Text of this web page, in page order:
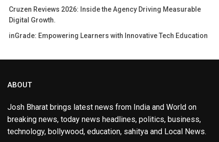
Cruzen Reviews 2026: Inside the Agency Driving Measurable
Digital Growth.
inGrade: Empowering Learners with Innovative Tech Education
ABOUT
Josh Bharat brings latest news from India and World on
breaking news, today news headlines, politics, business,
technology, bollywood, education, sahitya and Local News.